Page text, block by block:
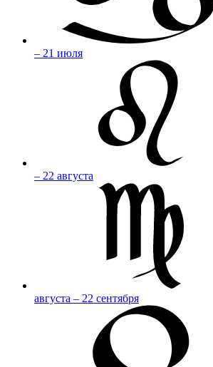
– 21 июля
– 22 августа
августа – 22 сентября